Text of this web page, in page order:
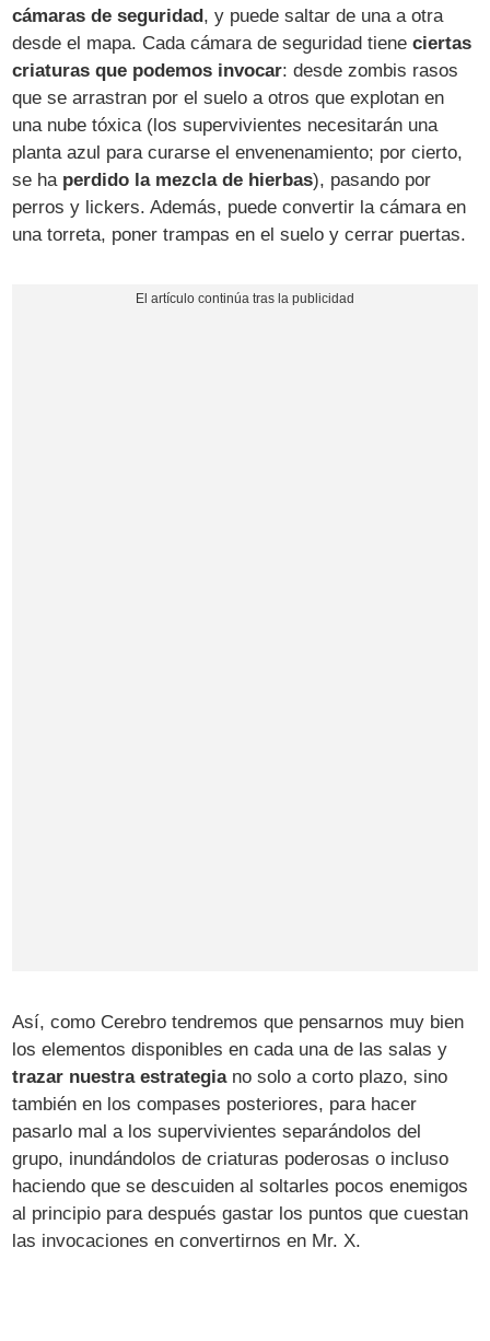
cámaras de seguridad, y puede saltar de una a otra
desde el mapa. Cada cámara de seguridad tieneciertas
criaturas que podemos invocar: desde zombis rasos
que se arrastran por el suelo a otros que explotan en
una nube tóxica (los supervivientes necesitarán una
planta azul para curarse el envenenamiento; por cierto,
se ha perdido la mezcla de hierbas), pasando por
perros y lickers. Además, puede convertir la cámara en
una torreta, poner trampas en el suelo y cerrar puertas.
Así, como Cerebro tendremos que pensarnos muy bien
los elementos disponibles en cada una de las salas y
trazar nuestra estrategiano solo a corto plazo, sino
también en los compases posteriores, para hacer
pasarlo mal a los supervivientes separándolos del
grupo, inundándolos de criaturas poderosas o incluso
haciendo que se descuiden al soltarles pocos enemigos
al principio para después gastar los puntos que cuestan
las invocaciones en convertirnos en Mr. X.